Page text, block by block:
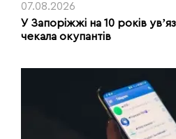
07.08.2026
У Запоріжжі на 10 років
чекала окупантів